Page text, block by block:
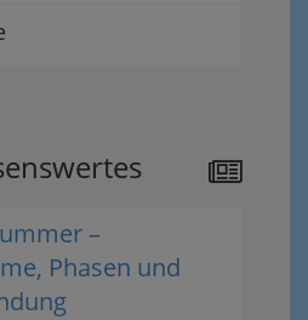
–
Phasen und